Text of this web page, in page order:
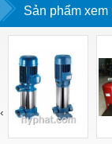
Sản phẩm xem
‹